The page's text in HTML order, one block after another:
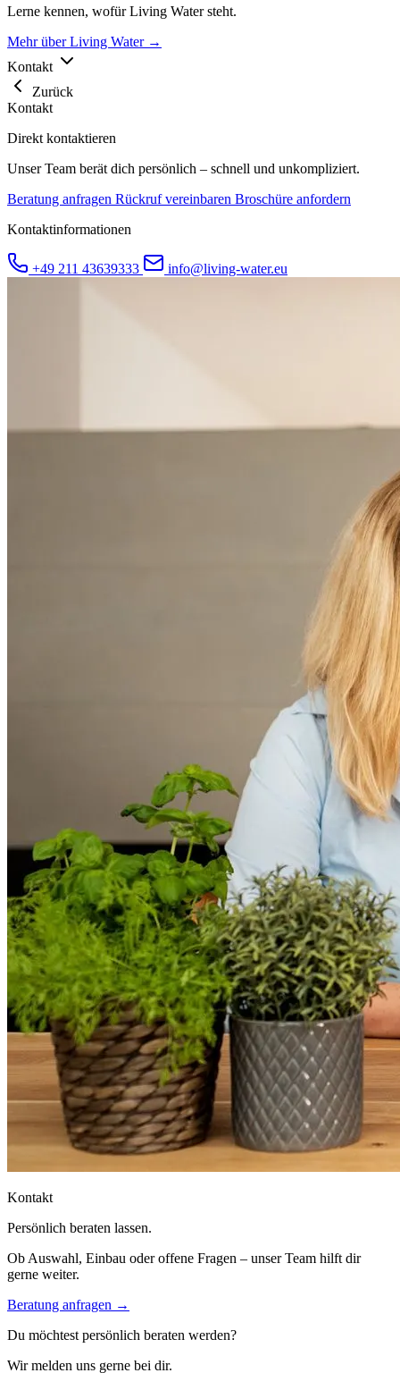
Lerne kennen, wofür Living Water steht.
Mehr über Living Water →
Kontakt
Zurück
Kontakt
Direkt kontaktieren
Unser Team berät dich persönlich – schnell und unkompliziert.
Beratung anfragen Rückruf vereinbaren Broschüre anfordern
Kontaktinformationen
+49 211 43639333 info@living-water.eu
Kontakt
Persönlich beraten lassen.
Ob Auswahl, Einbau oder offene Fragen – unser Team hilft dir
gerne weiter.
Beratung anfragen →
Du möchtest persönlich beraten werden?
Wir melden uns gerne bei dir.